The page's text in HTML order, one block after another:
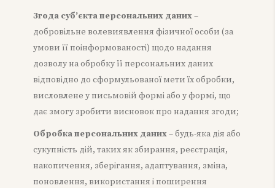
Згода суб’єкта персональних даних–
добровільне волевиявлення фізичної особи (за
умови її поінформованості) щодо надання
дозволу на обробку її персональних даних
відповідно до сформульованої мети їх обробки,
висловлене у письмовій формі або у формі, що
дає змогу зробити висновок про надання згоди;
Обробка персональних даних– будь-яка дія або
сукупність дій, таких як збирання, реєстрація,
накопичення, зберігання, адаптування, зміна,
поновлення, використання і поширення